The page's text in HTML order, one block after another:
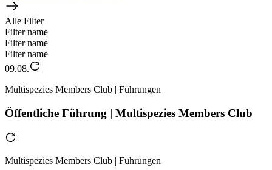
Alle Filter
Filter name
Filter name
Filter name
09.08.
Multispezies Members Club | Führungen
Öffentliche Führung | Multispezies Members Club
Multispezies Members Club | Führungen